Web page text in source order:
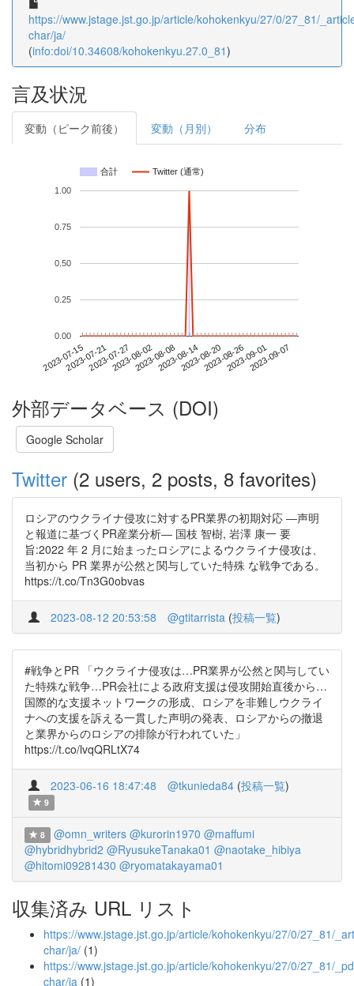
https://www.jstage.jst.go.jp/article/kohokenkyu/27/0/27_81/
char/ja/
(info:doi/10.34608/kohokenkyu.27.0_81)
言及状況
変動（ピーク前後） 変動（月別） 分布
合計 Twitter (通常)
2023-07-152023-07-212023-07-272023-08-022023-08-082023-08-142023-08-202023-08-262023-09-012023-09-07
0.00
0.25
0.50
0.75
1.00
外部データベース (DOI)
Google Scholar
Twitter (2 users, 2 posts, 8 favorites)
ロシアのウクライナ侵攻に対するPR業界の初期対応 ―声明
と報道に基づくPR産業分析― 国枝 智樹, 岩澤 康一 要
旨:2022 年 2 月に始まったロシアによるウクライナ侵攻は、
当初から PR 業界が公然と関与していた特殊 な戦争である。
https://t.co/Tn3G0obvas
2023-08-12 20:53:58 @gtitarrista (投稿一覧)
#戦争とPR 「ウクライナ侵攻は…PR業界が公然と関与してい
た特殊な戦争…PR会社による政府支援は侵攻開始直後から…
国際的な支援ネットワークの形成、ロシアを非難しウクライ
ナへの支援を訴える一貫した声明の発表、ロシアからの撤退
と業界からのロシアの排除が行われていた」
https://t.co/lvqQRLtX74
2023-06-16 18:47:48 @tkunieda84 (投稿一覧)
9
8 @omn_writers @kurorin1970 @maffumi
@hybridhybrid2 @RyusukeTanaka01 @naotake_hibiya
@hitomi09281430 @ryomatakayama01
収集済み URL リスト
https://www.jstage.jst.go.jp/article/kohokenkyu/27/0/27_81/
char/ja/ (1)
https://www.jstage.jst.go.jp/article/kohokenkyu/27/0/27_81/
char/ja (1)